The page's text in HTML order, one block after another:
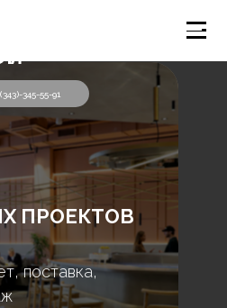
345-55-91
ПРОЕКТОВ
поставка,